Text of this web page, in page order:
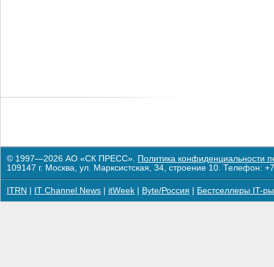
© 1997—2026 АО «СК ПРЕСС». Политика конфиденциальности
109147 г. Москва, ул. Марксистская, 34, строение 10. Телефон:
ITRN IT Channel News itWeek Byte/Россия Бестселлеры IT-